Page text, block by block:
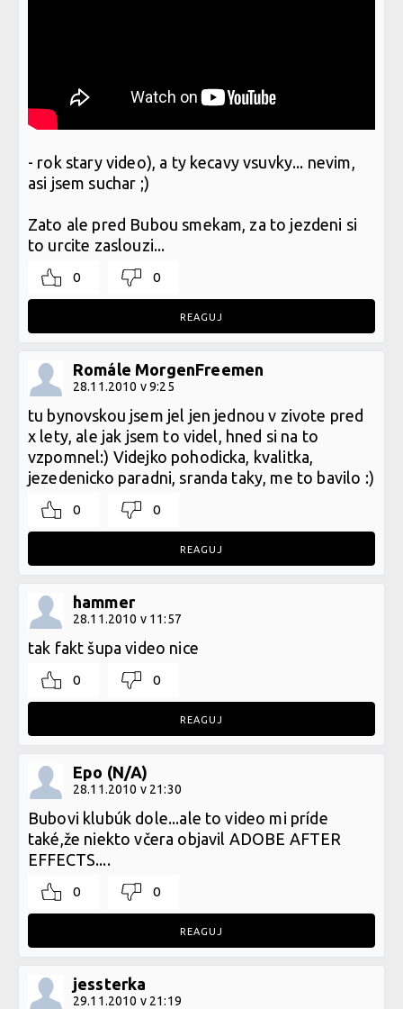
- rok stary video), a ty kecavy vsuvky... nevim,
asi jsem suchar ;)
Zato ale pred Bubou smekam, za to jezdeni si
to urcite zaslouzi...
0 0
REAGUJ
Romále MorgenFreemen
28.11.2010 v 9:25
tu bynovskou jsem jel jen jednou v zivote pred
x lety, ale jak jsem to videl, hned si na to
vzpomnel:) Videjko pohodicka, kvalitka,
jezedenicko paradni, sranda taky, me to bavilo :)
0 0
REAGUJ
hammer
28.11.2010 v 11:57
tak fakt šupa video nice
0 0
REAGUJ
Epo (N/A)
28.11.2010 v 21:30
Bubovi klubúk dole...ale to video mi príde
také,že niekto včera objavil ADOBE AFTER
EFFECTS....
0 0
REAGUJ
jessterka
29.11.2010 v 21:19